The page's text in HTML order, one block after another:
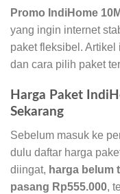
Promo IndiHome
yang ingin internet
paket fleksibel.
dan cara pilih paket
Harga Paket
Sekarang
Sebelum masuk ke
dulu daftar harga
diingat, harga belum
pasang Rp555.000,